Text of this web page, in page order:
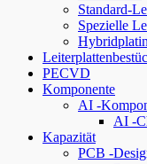
Standard-
Spezielle
PECVD
Komponente
AI -
AI -
Kapazität
PCB -